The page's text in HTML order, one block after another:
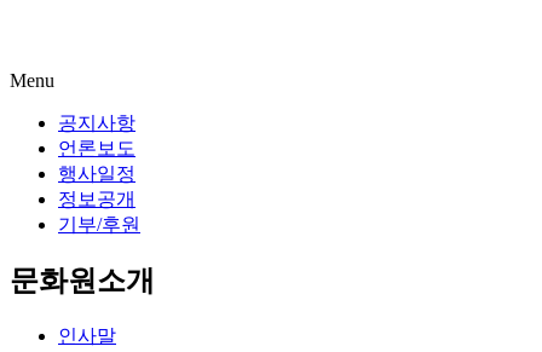
Menu
공지사항
언론보도
행사일정
정보공개
기부/후원
문화원소개
인사말